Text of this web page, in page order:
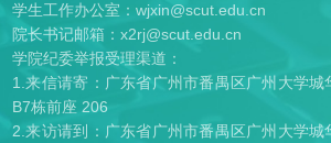
学生工作办公室：wjxin@scut.edu.cn
院长书记邮箱：x2rj@scut.edu.cn
学院纪委举报受理渠道：
1.来信请寄：广东省广州市番禺区广州大学城
B7栋前座 206
2.来访请到：广东省广州市番禺区广州大学城